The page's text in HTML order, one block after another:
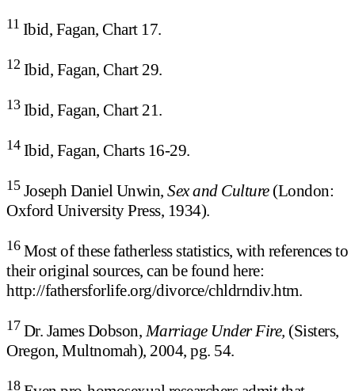
11 Ibid, Fagan, Chart 17.
12 Ibid, Fagan, Chart 29.
13Ibid, Fagan, Chart 21.
14Ibid, Fagan, Charts 16-29.
15Joseph Daniel Unwin, Sex and Culture(London:
Oxford University Press, 1934).
16Most of these fatherless statistics, with references to
their original sources, can be found here:
http://fathersforlife.org/divorce/chldrndiv.htm.
17 Dr. James Dobson,Marriage Under Fire, (Sisters,
Oregon, Multnomah), 2004, pg. 54.
18